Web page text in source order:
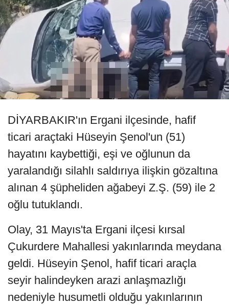
DİYARBAKIR'ın Ergani ilçesinde, hafif
ticari araçtaki Hüseyin Şenol'un (51)
hayatını kaybettiği, eşi ve oğlunun da
yaralandığı silahlı saldırıya ilişkin gözaltına
alınan 4 şüpheliden ağabeyi Z.Ş. (59) ile 2
oğlu tutuklandı.
Olay, 31 Mayıs'ta Ergani ilçesi kırsal
Çukurdere Mahallesi yakınlarında meydana
geldi. Hüseyin Şenol, hafif ticari araçla
seyir halindeyken arazi anlaşmazlığı
nedeniyle husumetli olduğu yakınlarının